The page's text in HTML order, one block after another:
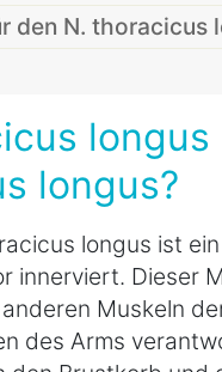
den N. thoracicus
longus?
longus ist ein
innerviert. Dieser
Muskeln
des Arms